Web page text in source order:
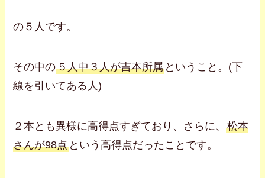
の５人です。
その中の５人中３人が吉本所属 ということ。(下
線を引いてある人)
２本とも異様に高得点すぎており、さらに、松本
さんが98点 という高得点だったことです。